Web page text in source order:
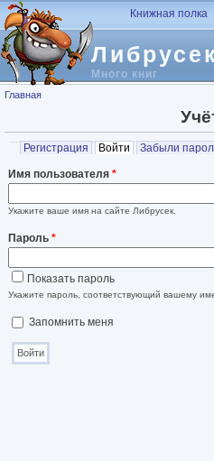
Перейти к основному содержанию
Много книг
Книжная полка
Вы здесь
Главная
Главные вкладки
Регистрация Войти (активная
Забыли
Имя пользователя *
Укажите ваше имя на сайте Либрусек.
Пароль *
Показать пароль
Укажите пароль, соответствующий вашему
Запомнить меня